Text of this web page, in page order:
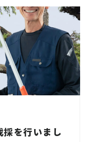
キ、コニファー、
チナシ、ナンテン、
デカシワ、マキの
ダ、いちじく、椰
、シマトネリコ、
、柿、みかん、グ
ンベリー、ヤマボ
モチ、ベニカナメ、
刈りなどのお庭の
社にご相談くださ
と、外構工事やエク
行っております
ことなら当社にお気
対応させて頂き
を行いまし